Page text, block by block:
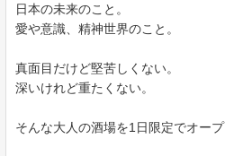
日本の未来のこと。
愛や意識、精神世界のこと。
真面目だけど堅苦しくない。
深いけれど重たくない。
そんな大人の酒場を1日限定でオープ